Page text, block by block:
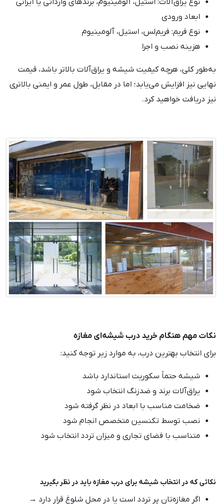
ابعاد ورودی
نوع فریم: فریم‌لس، استیل، آلومینیوم
هزینه نصب و اجرا
به‌طور کلی، هرچه کیفیت شیشه و یراق‌آلات بالاتر باشد، قیمت
نهایی نیز افزایش می‌یابد؛ اما در مقابل، طول عمر و ایمنی بالاتری
نیز دریافت خواهید کرد.
نکات مهم هنگام خرید درب شیشه‌ای مغازه
برای انتخاب بهترین درب، به موارد زیر توجه کنید:
شیشه حتماً سکوریت استاندارد باشد
یراق‌آلات برند و ضدزنگ انتخاب شود
ضخامت مناسب با ابعاد در نظر گرفته شود
نصب توسط تکنسین متخصص انجام شود
متناسب با فضای تجاری و میزان تردد انتخاب شود
نکاتی که در انتخاب شیشه برای درب مغازه باید در نظر بگیرید
اگر مغازه‌تان پر تردد است یا در محل شلوغ قرار دارد →